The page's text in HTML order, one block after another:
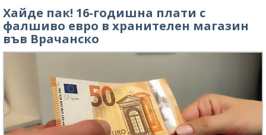
Хайде пак! 16-годишна плати с
фалшиво евро в хранителен магазин
във Врачанско